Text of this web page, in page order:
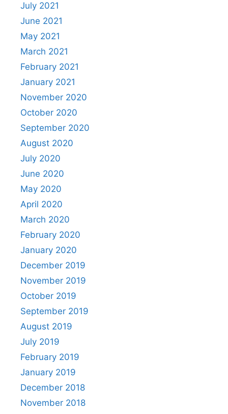
July 2021
June 2021
May 2021
March 2021
February 2021
January 2021
November 2020
October 2020
September 2020
August 2020
July 2020
June 2020
May 2020
April 2020
March 2020
February 2020
January 2020
December 2019
November 2019
October 2019
September 2019
August 2019
July 2019
February 2019
January 2019
December 2018
November 2018